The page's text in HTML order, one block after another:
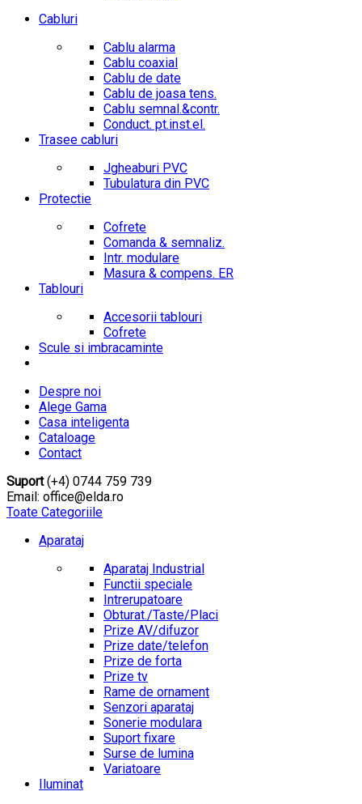
Cabluri
Cablu alarma
Cablu coaxial
Cablu de date
Cablu de joasa tens.
Cablu semnal.&contr.
Conduct. pt.inst.el.
Trasee cabluri
Jgheaburi PVC
Tubulatura din PVC
Protectie
Cofrete
Comanda & semnaliz.
Intr. modulare
Masura & compens. ER
Tablouri
Accesorii tablouri
Cofrete
Scule si imbracaminte
Despre noi
Alege Gama
Casa inteligenta
Cataloage
Contact
Suport(+4) 0744 759 739
Email: office@elda.ro
Toate Categoriile
Aparataj
Aparataj Industrial
Functii speciale
Intrerupatoare
Obturat./Taste/Placi
Prize AV/difuzor
Prize date/telefon
Prize de forta
Prize tv
Rame de ornament
Senzori aparataj
Sonerie modulara
Suport fixare
Surse de lumina
Variatoare
Iluminat